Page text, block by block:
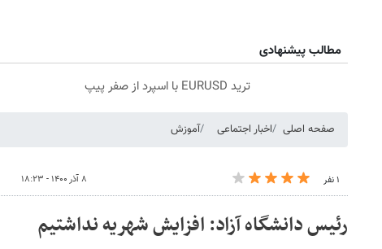
مطالب پیشنهادی
ترید EURUSD با اسپرد از صفر پیپ
صفحه اصلی اخبار اجتماعی آموزش
۱ نفر ۸ آذر ۱۴۰۰ - ۱۸:۲۳
رئیس دانشگاه آزاد: افزایش شهریه نداشتیم